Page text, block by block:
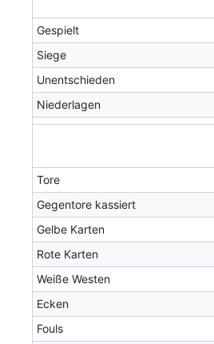
Gespielt
Siege
Unentschieden
Niederlagen
Tore
Gegentore kassiert
Gelbe Karten
Rote Karten
Weiße Westen
Ecken
Fouls